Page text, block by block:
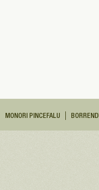
MONORI PINCEFALU